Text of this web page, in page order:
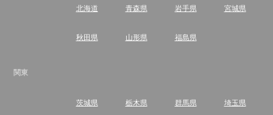
北海道 青森県 岩手県 宮城県
秋田県 山形県 福島県
関東
茨城県 栃木県 群馬県 埼玉県